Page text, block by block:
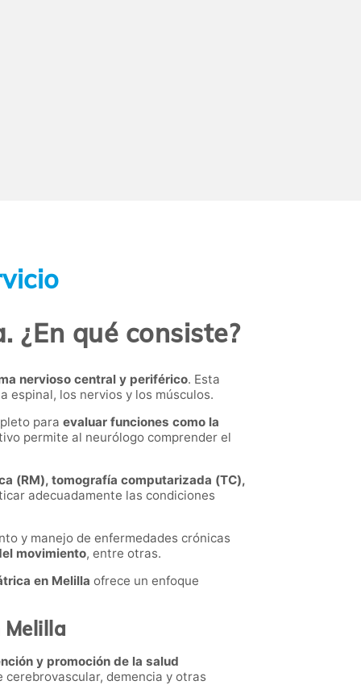
¿En qué consiste?
nervioso central y periférico. Esta
espinal, los nervios y los músculos.
para evaluar funciones como la
permite al neurólogo comprender el
(RM), tomografía computarizada (TC),
adecuadamente las condiciones
y manejo de enfermedades crónicas
movimiento, entre otras.
en Melilla ofrece un enfoque
Melilla
y promoción de la salud
demencia y otras